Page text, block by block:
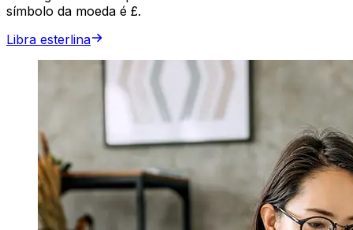
símbolo da moeda é £.
Libra esterlina